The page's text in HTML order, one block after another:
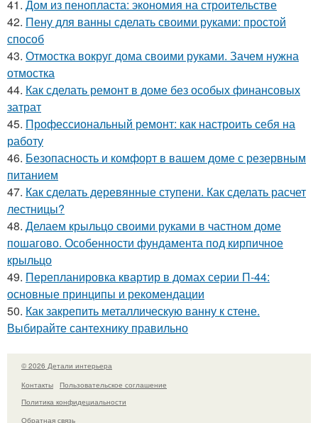
41. Дом из пенопласта: экономия на строительстве
42. Пену для ванны сделать своими руками: простой
способ
43. Отмостка вокруг дома своими руками. Зачем нужна
отмостка
44. Как сделать ремонт в доме без особых финансовых
затрат
45. Профессиональный ремонт: как настроить себя на
работу
46. Безопасность и комфорт в вашем доме с резервным
питанием
47. Как сделать деревянные ступени. Как сделать расчет
лестницы?
48. Делаем крыльцо своими руками в частном доме
пошагово. Особенности фундамента под кирпичное
крыльцо
49. Перепланировка квартир в домах серии П-44:
основные принципы и рекомендации
50. Как закрепить металлическую ванну к стене.
Выбирайте сантехнику правильно
© 2026 Детали интерьера
Контакты
Пользовательское соглашение
Политика конфидециальности
Обратная связь